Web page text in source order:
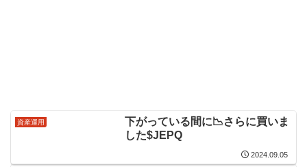
資産運用
下がっている間に📉さらに買いま
した$JEPQ
2024.09.05